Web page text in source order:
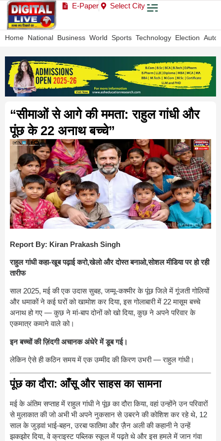
E-Paper Select City
Home National Business World Sports Technology Election Auto
“सीमाओं से आगे की ममता: राहुल गांधी और
पूंछ के 22 अनाथ बच्चे”
Report By: Kiran Prakash Singh
राहुल गांधी कहा-खूब पढ़ाई करो,खेलो और दोस्त बनाओ,सोशल मीडिया पर हो रही
तारीफ
साल 2025, मई की एक उदास सुबह, जम्मू-कश्मीर के पूंछ जिले में गूंजती गोलियों
और धमाकों ने कई घरों को खामोश कर दिया, इस गोलाबारी में 22 मासूम बच्चे
अनाथ हो गए — कुछ ने मां-बाप दोनों को खो दिया, कुछ ने अपने परिवार के
एकमात्र कमाने वाले को।
इन बच्चों की ज़िंदगी अचानक अंधेरे में डूब गई।
लेकिन ऐसे ही कठिन समय में एक उम्मीद की किरण उभरी — राहुल गांधी।
पूंछ का दौरा: आँसू और साहस का सामना
मई के अंतिम सप्ताह में राहुल गांधी ने पूंछ का दौरा किया, वहां उन्होंने उन परिवारों
से मुलाकात की जो अभी भी अपने नुकसान से उबरने की कोशिश कर रहे थे, 12
साल के जुड़वां भाई-बहन, उरबा फातिमा और ज़ैन अली की कहानी ने उन्हें
झकझोर दिया, वे क्राइस्ट पब्लिक स्कूल में पढ़ते थे और इस हमले में जान गंवा